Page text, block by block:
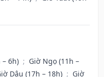
– 6h) ; Giờ Ngọ (11h –
Dậu (17h – 18h) ; Giờ